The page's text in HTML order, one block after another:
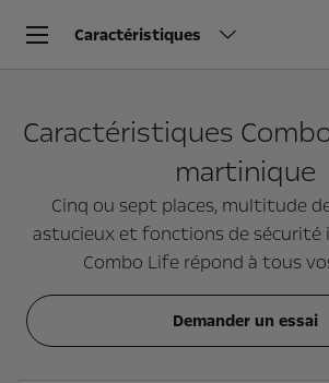
Caractéristiques
Caractéristiques
martinique
Cinq ou sept places, multitude
astucieux et fonctions de sécurité
Combo Life répond à tous
Demander un essai